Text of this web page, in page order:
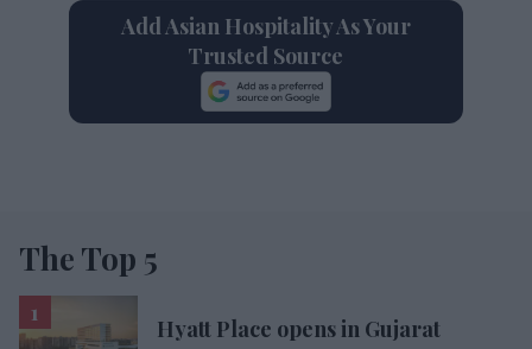
Add Asian Hospitality As Your
Trusted Source
The Top 5
Hyatt Place opens in Gujarat